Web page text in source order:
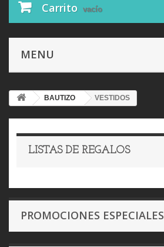
Carrito vacío
MENU
BAUTIZO VESTIDOS
LISTAS DE REGALOS
PROMOCIONES ESPECIALES